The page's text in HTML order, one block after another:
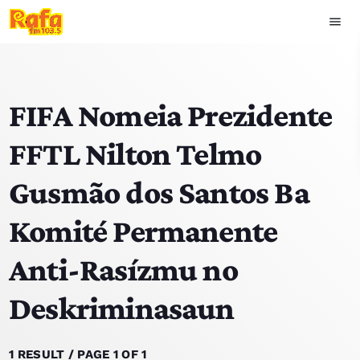
menu
play_arrow OUVIR RAFA
HOME
NOTISIA
EKIPA
TOP 15
PODCAST SIRA
FIFA Nomeia Prezidente
FFTL Nilton Telmo
Gusmão dos Santos Ba
Komité Permanente
Anti-Rasízmu no
Deskriminasaun
1 RESULT / PAGE 1 OF 1